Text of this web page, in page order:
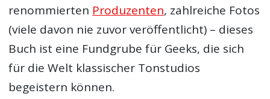
renommierten Produzenten, zahlreiche Fotos
(viele davon nie zuvor veröffentlicht) – dieses
Buch ist eine Fundgrube für Geeks, die sich
für die Welt klassischer Tonstudios
begeistern können.